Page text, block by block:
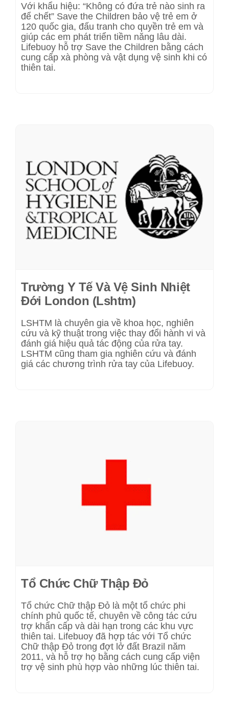
Với khẩu hiệu: “Không có đứa trẻ nào sinh ra
để chết” Save the Children bảo vệ trẻ em ở
120 quốc gia, đấu tranh cho quyền trẻ em và
giúp các em phát triển tiềm năng lâu dài.
Lifebuoy hỗ trợ Save the Children bằng cách
cung cấp xà phòng và vật dụng vệ sinh khi có
thiên tai.
Trường Y Tế Và Vệ Sinh Nhiệt
Đới London (Lshtm)
LSHTM là chuyên gia về khoa học, nghiên
cứu và kỹ thuật trong việc thay đổi hành vi và
đánh giá hiệu quả tác động của rửa tay.
LSHTM cũng tham gia nghiên cứu và đánh
giá các chương trình rửa tay của Lifebuoy.
Tổ Chức Chữ Thập Đỏ
Tổ chức Chữ thập Đỏ là một tổ chức phi
chính phủ quốc tế, chuyên về công tác cứu
trợ khẩn cấp và dài hạn trong các khu vực
thiên tai. Lifebuoy đã hợp tác với Tổ chức
Chữ thập Đỏ trong đợt lở đất Brazil năm
2011, và hỗ trợ họ bằng cách cung cấp viện
trợ vệ sinh phù hợp vào những lúc thiên tai.